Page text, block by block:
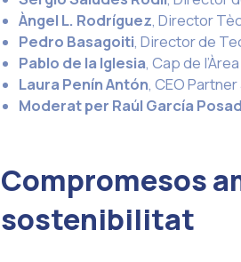
Àngel L. Rodríguez, Director
Pedro Basagoiti, Director de
Pablo de la Iglesia, Cap de
Laura Penín Antón, CEO
Moderat per Raúl García
Compromesos
sostenibilitat